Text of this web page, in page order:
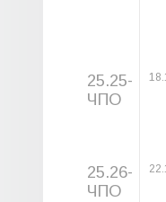
25.25-
ЧПО
25.26-
ЧПО